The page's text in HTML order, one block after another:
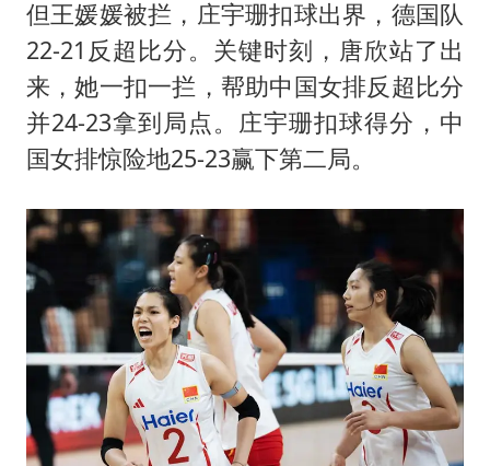
但王媛媛被拦，庄宇珊扣球出界，德国队
22-21反超比分。关键时刻，唐欣站了出
来，她一扣一拦，帮助中国女排反超比分
并24-23拿到局点。庄宇珊扣球得分，中
国女排惊险地25-23赢下第二局。